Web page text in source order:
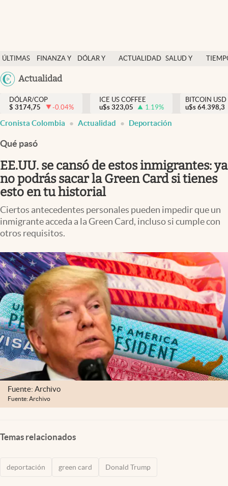
ÚLTIMAS
NOTICIAS
FINANZA Y
DÓLAR Y
ACTUALIDAD SALUD Y
México
Actualidad
Salud y nutrición
Vida espiritual
Actualidad
Colombia
DÓLAR/COP
$ 3174,75 -0.04%
ICE US COFFEE
u$s 323,05 1.19%
BITCOIN USD
u$s 64.398,3
Cronista Colombia Actualidad Deportación
Qué pasó
EE.UU. se cansó de estos inmigrantes: ya
no podrás sacar la Green Card si tienes
esto en tu historial
Ciertos antecedentes personales pueden impedir que un
inmigrante acceda a la Green Card, incluso si cumple con
otros requisitos.
Fuente: Archivo
Fuente: Archivo
Temas relacionados
deportación green card Donald Trump